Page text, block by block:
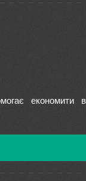
економити в